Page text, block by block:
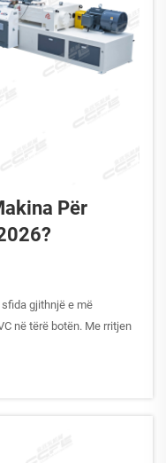
Për
gjithnjë e më
në tërë botën. Me rritjen
mjedisore,
për të optimizuar...